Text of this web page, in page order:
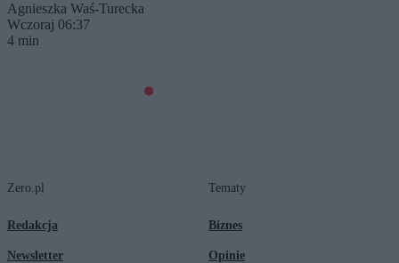
Agnieszka Waś-Turecka
Wczoraj 06:37
4 min
Zero.pl
Redakcja
Newsletter
Tematy
Biznes
Opinie